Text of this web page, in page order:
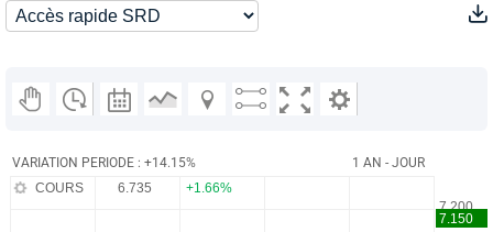
VARIATION PERIODE : +14.15% 1 AN - JOUR
COURS 6.735 +1.66%